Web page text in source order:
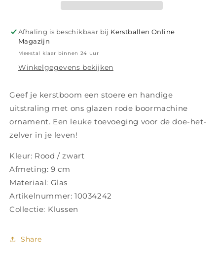
Afhaling is beschikbaar bij Kerstballen Online
Magazijn
Meestal klaar binnen 24 uur
Winkelgegevens bekijken
Geef je kerstboom een stoere en handige
uitstraling met ons glazen rode boormachine
ornament. Een leuke toevoeging voor de doe-het-
zelver in je leven!
Kleur: Rood / zwart
Afmeting: 9 cm
Materiaal: Glas
Artikelnummer: 10034242
Collectie: Klussen
Share